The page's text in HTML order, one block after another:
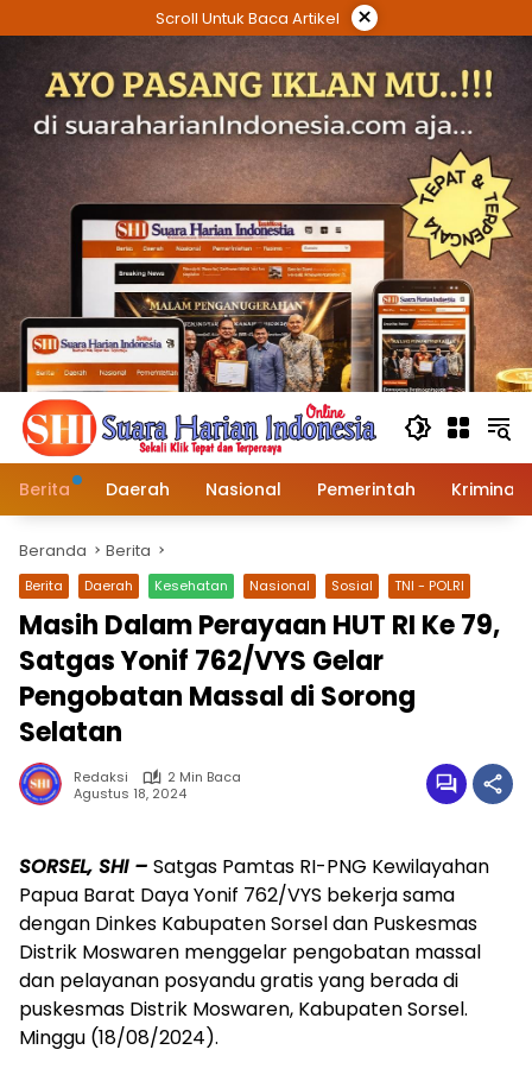
ke
Scroll Untuk Baca Artikel ×
Berita Daerah Nasional Pemerintah Kriminal
Beranda Berita
Berita Daerah Kesehatan Nasional Sosial TNI - POLRI
Masih Dalam Perayaan HUT RI Ke 79,
Satgas Yonif 762/VYS Gelar
Pengobatan Massal di Sorong
Selatan
Redaksi
2 Min Baca
Agustus 18, 2024
SORSEL, SHI – Satgas Pamtas RI-PNG Kewilayahan
Papua Barat Daya Yonif 762/VYS bekerja sama
dengan Dinkes Kabupaten Sorsel dan Puskesmas
Distrik Moswaren menggelar pengobatan massal
dan pelayanan posyandu gratis yang berada di
puskesmas Distrik Moswaren, Kabupaten Sorsel.
Minggu (18/08/2024).